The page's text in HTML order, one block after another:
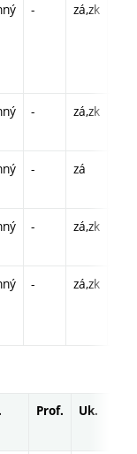
- zá,zk
- zá,zk
- zá
- zá,zk
- zá,zk
Prof. Uk.